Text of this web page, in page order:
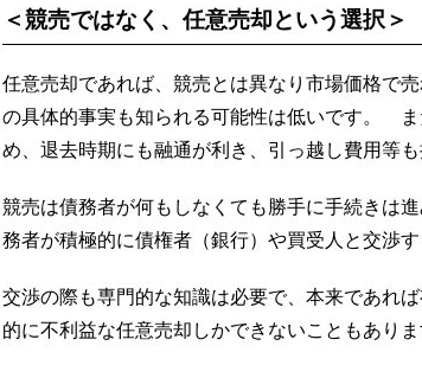
＜競売ではなく、任意売却という選択＞
任意売却であれば、競売とは異なり市場価格で
の具体的事実も知られる可能性は低いです。
め、退去時期にも融通が利き、引っ越し費用等も
競売は債務者が何もしなくても勝手に手続きは
務者が積極的に債権者（銀行）や買受人と交渉す
交渉の際も専門的な知識は必要で、本来であれ
的に不利益な任意売却しかできないこともありま